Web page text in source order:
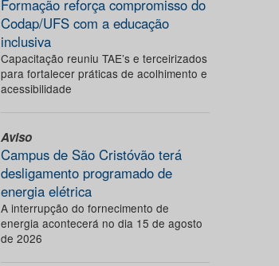
Formação reforça compromisso do
Codap/UFS com a educação
inclusiva
Capacitação reuniu TAE’s e terceirizados
para fortalecer práticas de acolhimento e
acessibilidade
Aviso
Campus de São Cristóvão terá
desligamento programado de
energia elétrica
A interrupção do fornecimento de
energia acontecerá no dia 15 de agosto
de 2026